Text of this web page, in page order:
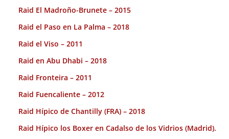
Raid El Madroño-Brunete – 2015
Raid el Paso en La Palma – 2018
Raid el Viso – 2011
Raid en Abu Dhabi – 2018
Raid Fronteira – 2011
Raid Fuencaliente – 2012
Raid Hípico de Chantilly (FRA) – 2018
Raid Hípico los Boxer en Cadalso de los Vidrios (Madrid).